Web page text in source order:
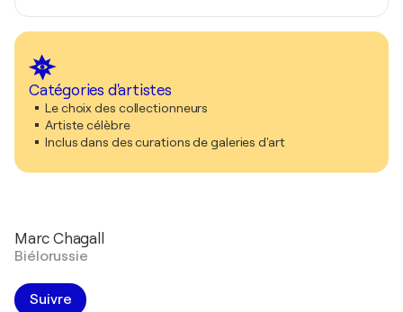
Catégories d'artistes
Le choix des collectionneurs
Artiste célèbre
Inclus dans des curations de galeries d'art
Marc Chagall
Biélorussie
Suivre